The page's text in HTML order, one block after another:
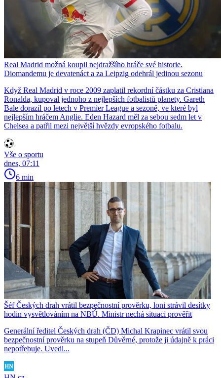
Real Madrid možná koupil nejdražšího hráče své historie.
Diomandemu je devatenáct a za Leipzig odehrál jedinou sezonu
Když Real Madrid v roce 2009 zaplatil rekordní částku za Cristiana
Ronalda, kupoval jednoho z nejlepších fotbalistů planety. Gareth
Bale dorazil po letech v Premier League a sezoně, ve které byl
nejlepším hráčem Anglie. Eden Hazard měl za sebou sedm let v
Chelsea a patřil mezi největší hvězdy evropského fotbalu.
Vše o sportu
dnes, 07:11
6 min
Šéf Českých drah vrátil bezpečnostní prověrku, loni strávil desítky
hodin vysvětlováním na NBÚ. Ministr nechá situaci prověřit
Generální ředitel Českých drah (ČD) Michal Krapinec vrátil svou
bezpečnostní prověrku na stupeň Důvěrné, protože ji údajně k práci
nepotřebuje. Uvedl...